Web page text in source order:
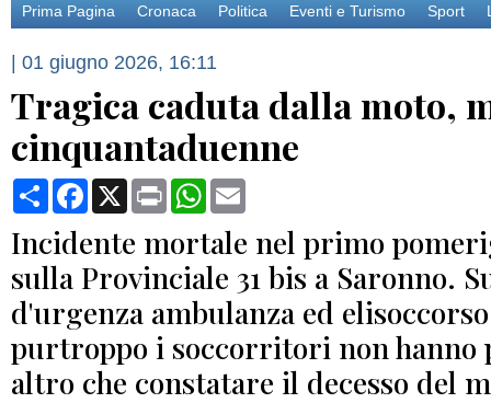
Prima Pagina Cronaca Politica Eventi e Turismo Sport
| 01 giugno 2026, 16:11
Tragica caduta dalla moto,
cinquantaduenne
CondividiFacebook
X Print WhatsApp
Incidente mortale nel primo
sulla Provinciale 31 bis a Saronno.
d'urgenza ambulanza ed
purtroppo i soccorritori non hanno
altro che constatare il decesso del